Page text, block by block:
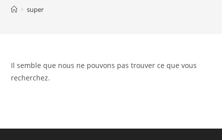
> super
Il semble que nous ne pouvons pas trouver ce que vous
recherchez.